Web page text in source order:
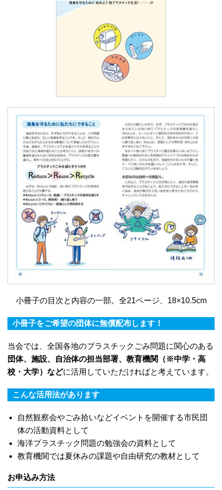
小冊子の目次と内容の一部。全21ページ、18×10.5cm
小冊子をご希望の団体に無償配布します！
当会では、全国各地のプラスチックごみ問題に関心のある
団体、施設、自治体の担当部署、教育機関（※中学・高
校・大学）などに活用していただければと考えています。
こんな活用法があります
自然観察会やごみ拾いなどイベントを開催する市民団
体の活動資料として
海洋プラスチック問題の勉強会の資料として
教育機関では夏休みの課題や自由研究の教材として
お申込み方法